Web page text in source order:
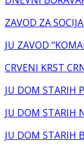
ZAVOD ZA
JU ZAVOD
CRVENI KRST
JU DOM STARIH
JU DOM STARIH
JU DOM STARIH